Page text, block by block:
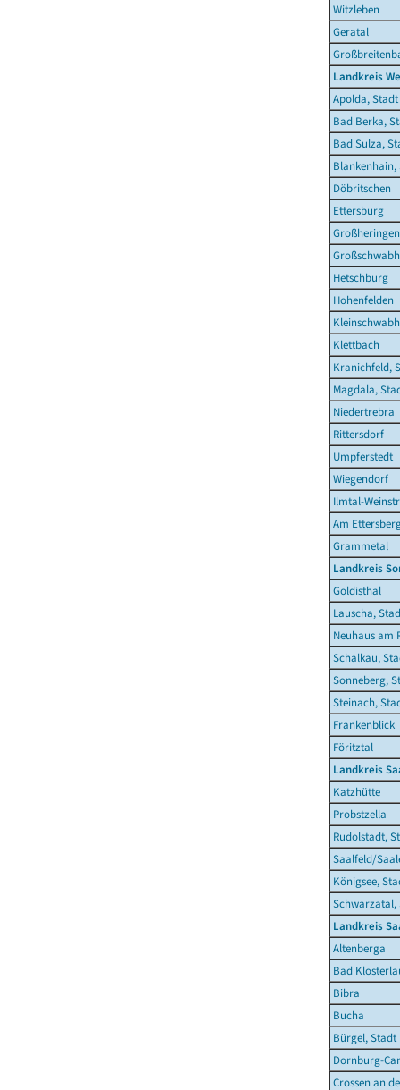
Witzleben
Geratal
Landkreis
Apolda, Stadt
Bad Berka,
Bad Sulza,
Blankenhain,
Döbritschen
Ettersburg
Großheringen
Hetschburg
Hohenfelden
Klettbach
Kranichfeld,
Magdala,
Niedertrebra
Rittersdorf
Umpferstedt
Wiegendorf
Ilmtal-
Am
Grammetal
Landkreis
Goldisthal
Lauscha,
Neuhaus am
Schalkau,
Sonneberg,
Steinach,
Frankenblick
Föritztal
Landkreis
Katzhütte
Probstzella
Rudolstadt,
Saalfeld/
Königsee,
Schwarzatal,
Landkreis
Altenberga
Bad
Bibra
Bucha
Bürgel, Stadt
Dornburg-
Crossen an